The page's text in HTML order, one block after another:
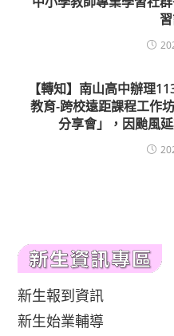
【轉知】南山高中辦理
教育-跨校遠距課程工作
分享會」，因颱風
新生報到資訊
新生始業輔導